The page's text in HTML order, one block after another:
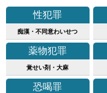
性犯罪
痴漢・不同意わいせつ
薬物犯罪
覚せい剤・大麻
恐喝罪